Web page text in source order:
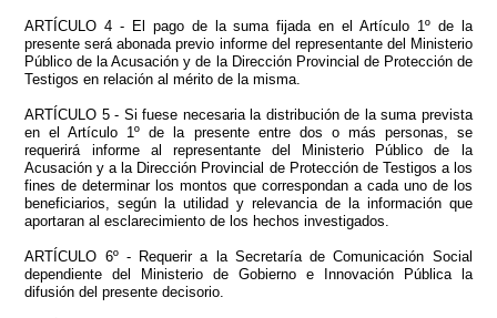
ARTÍCULO 4 - El pago de la suma fijada en el Artículo 1º de la
presente será abonada previo informe del representante del Ministerio
Público de la Acusación y de la Dirección Provincial de Protección de
Testigos en relación al mérito de la misma.
ARTÍCULO 5 - Si fuese necesaria la distribución de la suma prevista
en el Artículo 1º de la presente entre dos o más personas, se
requerirá informe al representante del Ministerio Público de la
Acusación y a la Dirección Provincial de Protección de Testigos a los
fines de determinar los montos que correspondan a cada uno de los
beneficiarios, según la utilidad y relevancia de la información que
aportaran al esclarecimiento de los hechos investigados.
ARTÍCULO 6º - Requerir a la Secretaría de Comunicación Social
dependiente del Ministerio de Gobierno e Innovación Pública la
difusión del presente decisorio.